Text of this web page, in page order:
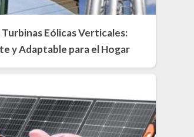
Eólicas Verticales:
y Adaptable para el Hogar